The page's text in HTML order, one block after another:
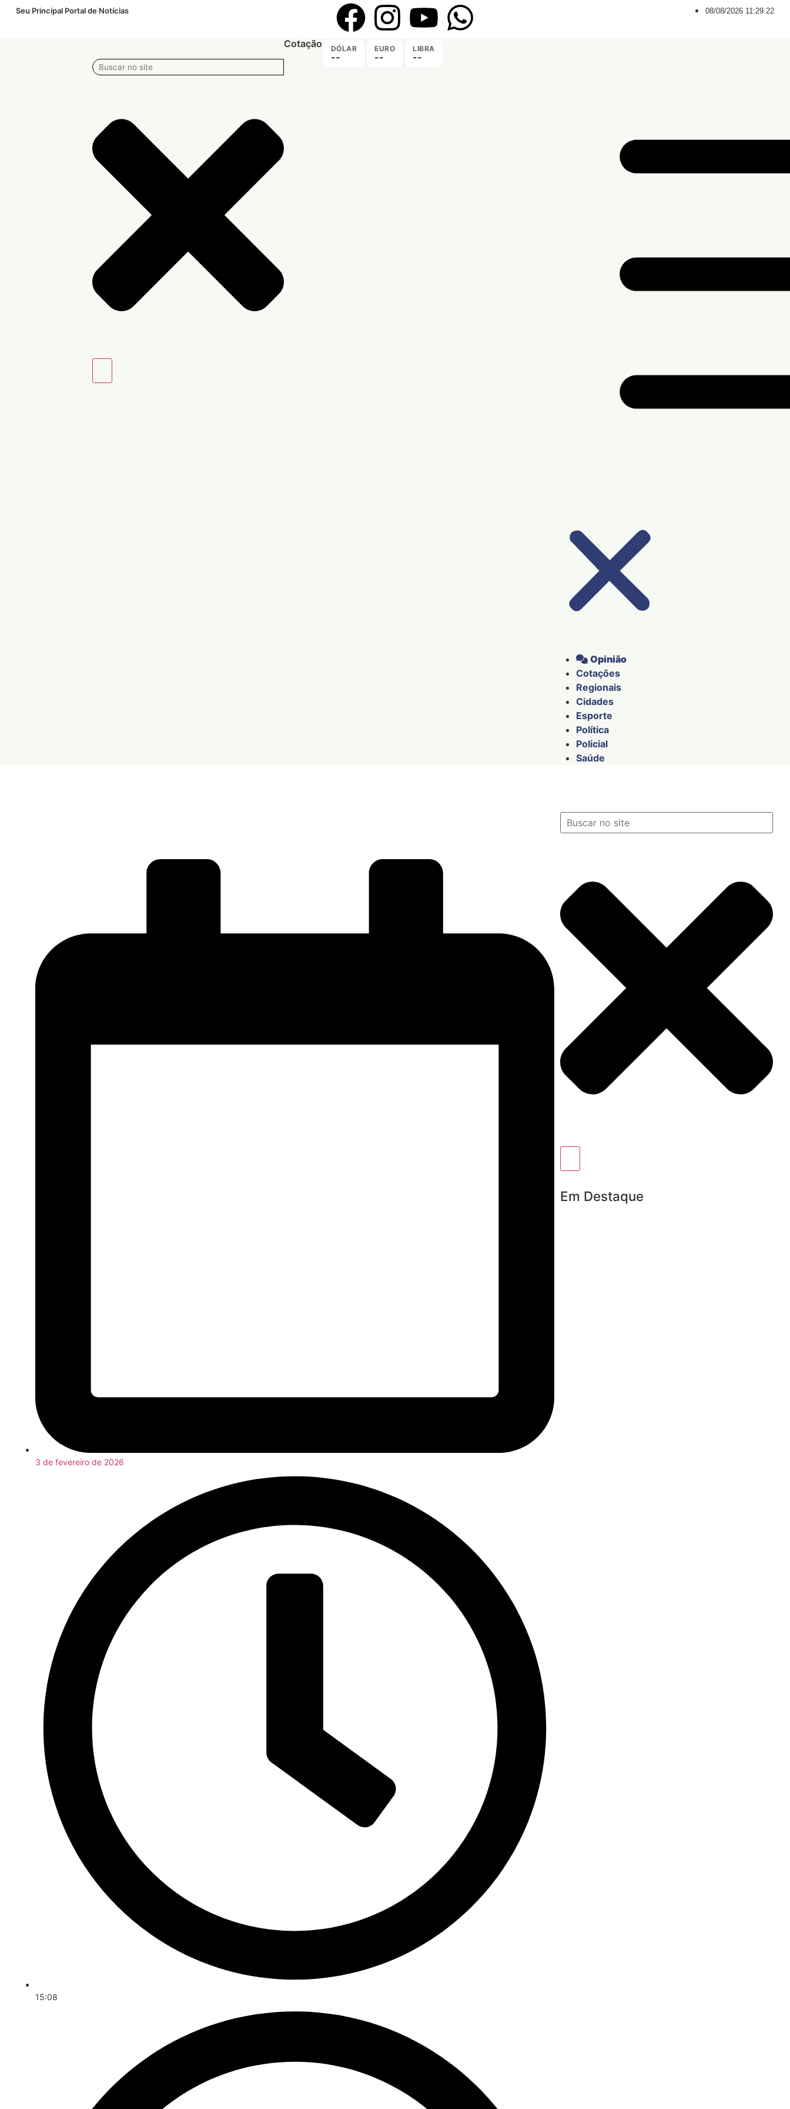
Seu Principal Portal de Notícias 08/08/2026 11:29:23
Cotação DÓLAR
--
EURO
--
LIBRA
--
Opinião
Cotações
Regionais
Cidades
Esporte
Política
Policial
Saúde
3 de fevereiro de 2026
15:08
Em Destaque